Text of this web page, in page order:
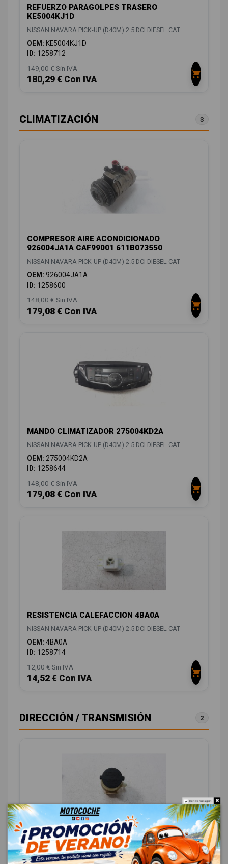
REFUERZO PARAGOLPES TRASERO
KE5004KJ1D
NISSAN NAVARA PICK-UP (D40M) 2.5 DCI DIESEL CAT
OEM: KE5004KJ1D
ID: 1258712
149,00 € Sin IVA
180,29 € Con IVA
CLIMATIZACIÓN 3
COMPRESOR AIRE ACONDICIONADO
926004JA1A CAF99001 611B073550
NISSAN NAVARA PICK-UP (D40M) 2.5 DCI DIESEL CAT
OEM: 926004JA1A
ID: 1258600
148,00 € Sin IVA
179,08 € Con IVA
MANDO CLIMATIZADOR 275004KD2A
NISSAN NAVARA PICK-UP (D40M) 2.5 DCI DIESEL CAT
OEM: 275004KD2A
ID: 1258644
148,00 € Sin IVA
179,08 € Con IVA
RESISTENCIA CALEFACCION 4BA0A
NISSAN NAVARA PICK-UP (D40M) 2.5 DCI DIESEL CAT
OEM: 4BA0A
ID: 1258714
12,00 € Sin IVA
14,52 € Con IVA
DIRECCIÓN / TRANSMISIÓN 2
BOMBA DIRECCION 49180EB700
NISSAN NAVARA PICK-UP (D40M) 2.5 DCI DIESEL CAT
Do not show again.